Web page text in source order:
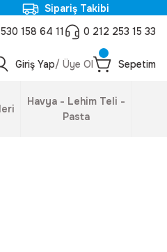
Sipariş Takibi
158 64 11 0 212 253 15 33
Giriş Yap/ Üye Ol Sepetim
Havya - Lehim Teli -
Pasta